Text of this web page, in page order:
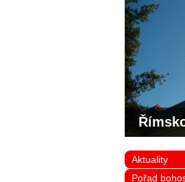
Aktuality
Pořad